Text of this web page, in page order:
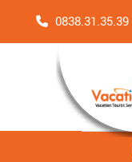
0838.31.35.39